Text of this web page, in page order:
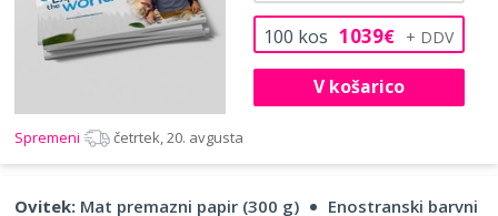
100 kos 1039€
V košarico
Spremeni četrtek, 20. avgusta
Ovitek: Mat premazni papir (300 g)
Enostranski barvni